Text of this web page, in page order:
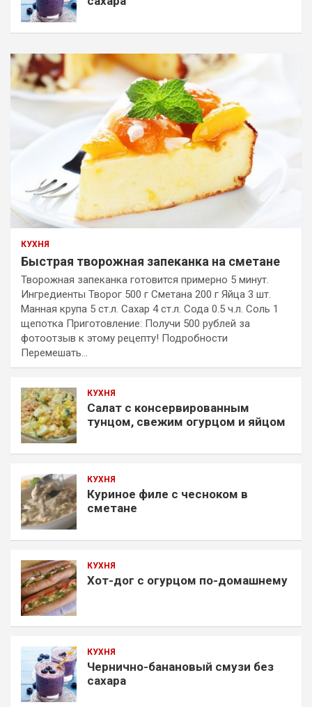
КУХНЯ
Быстрая творожная запеканка на сметане
Творожная запеканка готовится примерно 5 минут.
Ингредиенты Творог 500 г Сметана 200 г Яйца 3 шт.
Манная крупа 5 ст.л. Сахар 4 ст.л. Сода 0.5 ч.л. Соль 1
щепотка Приготовление: Получи 500 рублей за
фотоотзыв к этому рецепту! Подробности
Перемешать…
КУХНЯ
Салат с консервированным
тунцом, свежим огурцом и яйцом
КУХНЯ
Куриное филе с чесноком в
сметане
КУХНЯ
Хот-дог с огурцом по-домашнему
КУХНЯ
Чернично-банановый смузи без
сахара